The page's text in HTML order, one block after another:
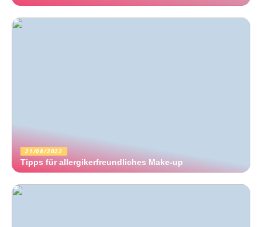
21/08/2022
Tipps für allergikerfreundliches Make-up